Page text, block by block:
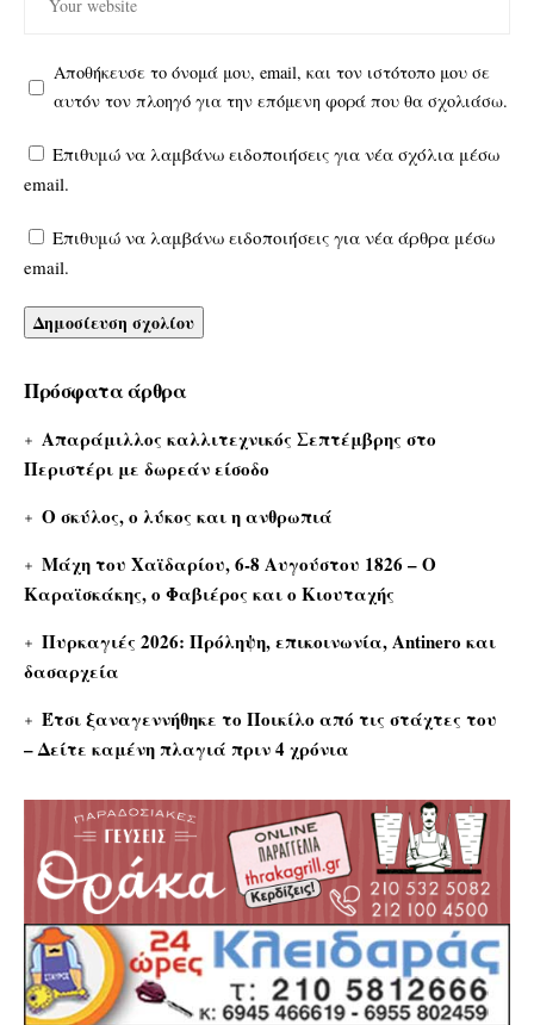
Αποθήκευσε το όνομά μου, email, και τον ιστότοπο μου σε
αυτόν τον πλοηγό για την επόμενη φορά που θα σχολιάσω.
Επιθυμώ να λαμβάνω ειδοποιήσεις για νέα σχόλια μέσω
email.
Επιθυμώ να λαμβάνω ειδοποιήσεις για νέα άρθρα μέσω
email.
Πρόσφατα άρθρα
Απαράμιλλος καλλιτεχνικός Σεπτέμβρης στο
Περιστέρι με δωρεάν είσοδο
Ο σκύλος, ο λύκος και η ανθρωπιά
Μάχη του Χαϊδαρίου, 6-8 Αυγούστου 1826 – Ο
Καραϊσκάκης, ο Φαβιέρος και ο Κιουταχής
Πυρκαγιές 2026: Πρόληψη, επικοινωνία, Antinero και
δασαρχεία
Έτσι ξαναγεννήθηκε το Ποικίλο από τις στάχτες του
– Δείτε καμένη πλαγιά πριν 4 χρόνια